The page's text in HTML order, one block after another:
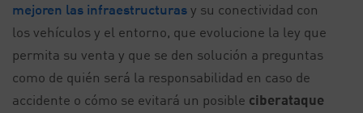
mejoren las infraestructurasy su conectividad con
los vehículos y el entorno, que evolucione la ley que
permita su venta y que se den solución a preguntas
como de quién será la responsabilidad en caso de
accidente o cómo se evitará un posible ciberataque